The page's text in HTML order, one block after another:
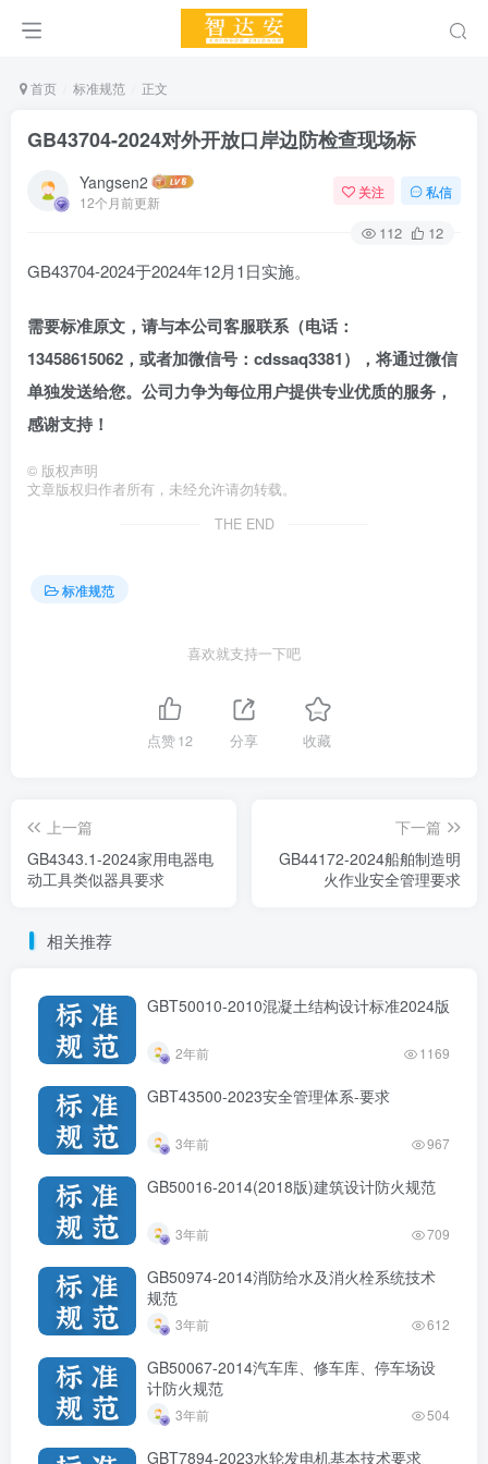
首页 标准规范 正文
GB43704-2024对外开放口岸边防检查现场标
Yangsen2
12个月前更新
关注 私信
112 12
GB43704-2024于2024年12月1日实施。
需要标准原文，请与本公司客服联系（电话：
13458615062， 或者加微信号：cdssaq3381），将通过微信
单独发送给您。公司力争为每位用户提供专业优质的服务，
感谢支持！
© 版权声明
文章版权归作者所有，未经允许请勿转载。
THE END
标准规范
喜欢就支持一下吧
点赞12 分享 收藏
上一篇
GB4343.1-2024家用电器电
动工具类似器具要求
下一篇
GB44172-2024船舶制造明
火作业安全管理要求
相关推荐
GBT50010-2010混凝土结构设计标准2024版
2年前 1169
GBT43500-2023安全管理体系-要求
3年前 967
GB50016-2014(2018版)建筑设计防火规范
3年前 709
GB50974-2014消防给水及消火栓系统技术
规范
3年前 612
GB50067-2014汽车库、修车库、停车场设
计防火规范
3年前 504
GBT7894-2023水轮发电机基本技术要求